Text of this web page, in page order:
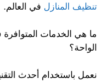
تنظيف المنازل في العالم.
ما هي الخدمات
الواحة؟
نعمل باستخدام أحدث